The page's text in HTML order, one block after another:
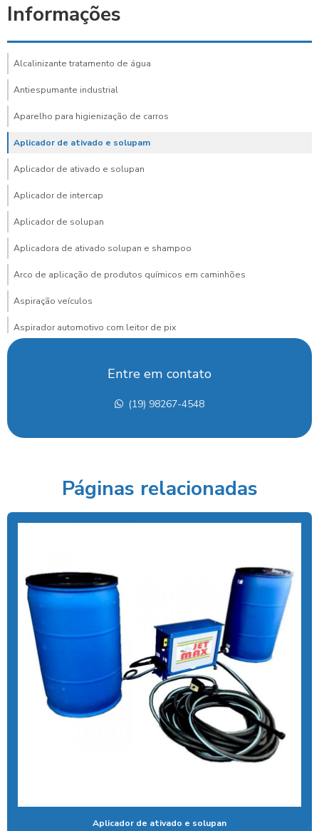
Informações
Alcalinizante tratamento de água
Antiespumante industrial
Aparelho para higienização de carros
Aplicador de ativado e solupam
Aplicador de ativado e solupan
Aplicador de intercap
Aplicador de solupan
Aplicadora de ativado solupan e shampoo
Arco de aplicação de produtos químicos em caminhões
Aspiração veículos
Aspirador automotivo com leitor de pix
Aspirador de carros para lava rapido
Aspirador de carros portátil preço
Aspirador de carros profissional
Aspirador com cobrança por pix para posto
Aspirador de pó fichas e moedas
Aspirador de pó ideal para carros
Aspirador de pó industrial para carros
Aspirador de pó de moeda
Aspirador de pó self service
Aspirador profissional para carros
Entre em contato
(19) 98267-4548
Páginas relacionadas
Aplicador de ativado e solupan